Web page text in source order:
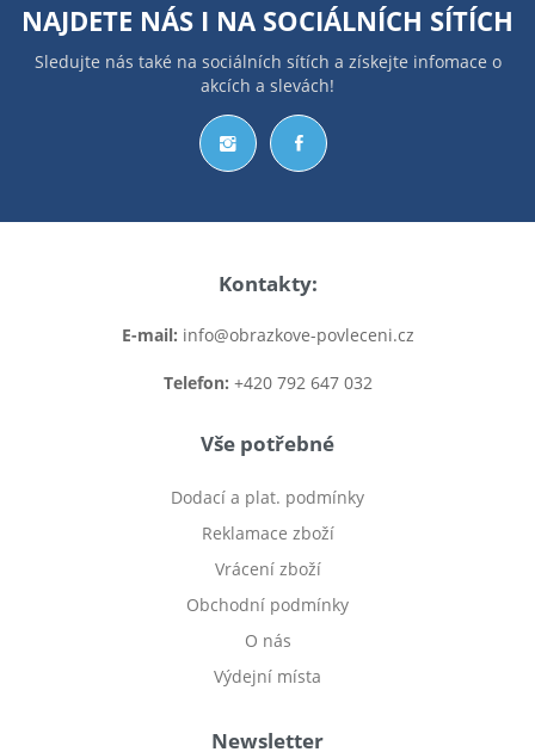
NAJDETE NÁS I NA SOCIÁLNÍCH SÍTÍCH
Sledujte nás také na sociálních sítích a získejte infomace o
akcích a slevách!
Kontakty:
E-mail: info@obrazkove-povleceni.cz
Telefon: +420 792 647 032
Vše potřebné
Dodací a plat. podmínky
Reklamace zboží
Vrácení zboží
Obchodní podmínky
O nás
Výdejní místa
Newsletter